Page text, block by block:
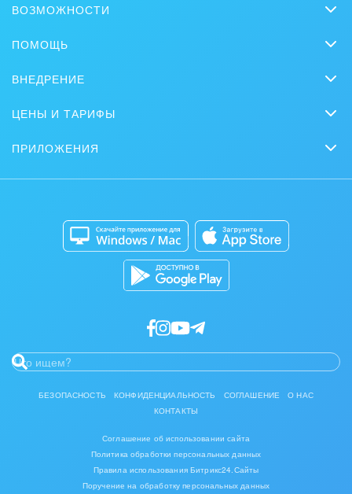
ВОЗМОЖНОСТИ
Совместная работа
Bitrix GPT
ПОМОЩЬ
Обучение
Вебинары
Задать вопрос
ВНЕДРЕНИЕ
Партнеры
Стать партнером
ЦЕНЫ И ТАРИФЫ
ПРИЛОЖЕНИЯ
Разработчикам приложений
БЕЗОПАСНОСТЬ КОНФИДЕНЦИАЛЬНОСТЬ СОГЛАШЕНИЕ
О НАС
КОНТАКТЫ
Соглашение об использовании сайта
Политика обработки персональных данных
Правила использования Битрикс24.Сайты
Поручение на обработку персональных данных